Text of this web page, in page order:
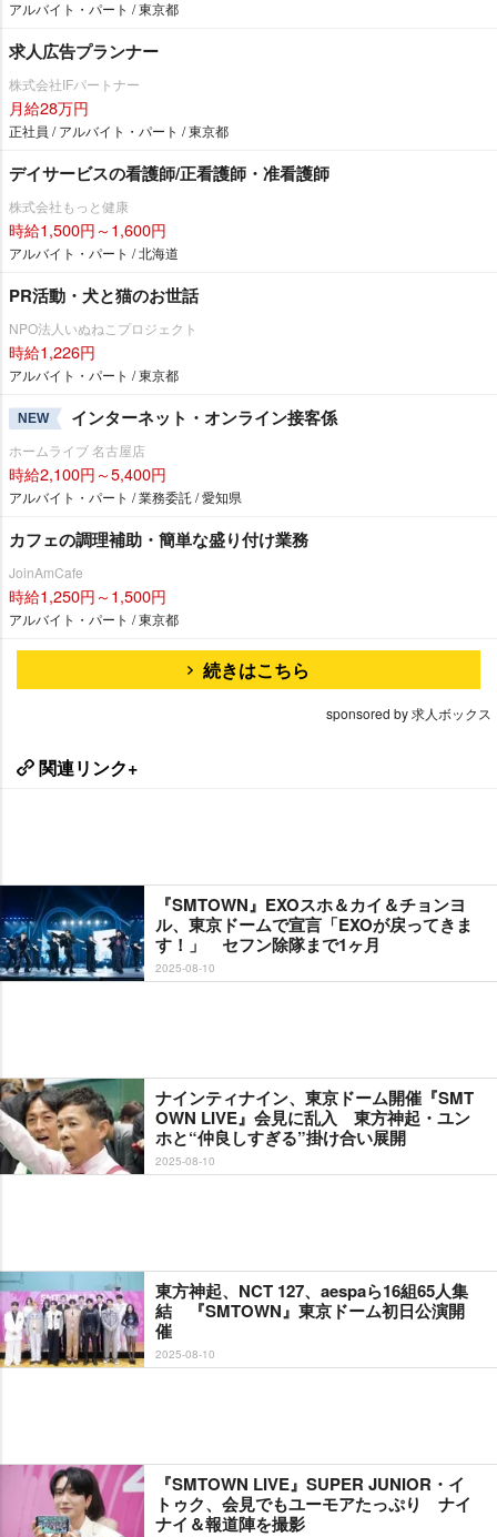
アルバイト・パート / 東京都
求人広告プランナー
株式会社IFパートナー
月給28万円
正社員 / アルバイト・パート / 東京都
デイサービスの看護師/正看護師・准看護師
株式会社もっと健康
時給1,500円～1,600円
アルバイト・パート / 北海道
PR活動・犬と猫のお世話
NPO法人いぬねこプロジェクト
時給1,226円
アルバイト・パート / 東京都
NEW インターネット・オンライン接客係
ホームライブ 名古屋店
時給2,100円～5,400円
アルバイト・パート / 業務委託 / 愛知県
カフェの調理補助・簡単な盛り付け業務
JoinAmCafe
時給1,250円～1,500円
アルバイト・パート / 東京都
続きはこちら
sponsored by 求人ボックス
関連リンク+
『SMTOWN』EXOスホ＆カイ＆チョンヨ
ル、東京ドームで宣言「EXOが戻ってきま
す！」 セフン除隊まで1ヶ月
2025-08-10
ナインティナイン、東京ドーム開催『SMT
OWN LIVE』会見に乱入 東方神起・ユン
ホと“仲良しすぎる”掛け合い展開
2025-08-10
東方神起、NCT 127、aespaら16組65人集
結 『SMTOWN』東京ドーム初日公演開
催
2025-08-10
『SMTOWN LIVE』SUPER JUNIOR・イ
トゥク、会見でもユーモアたっぷり ナイ
ナイ＆報道陣を撮影